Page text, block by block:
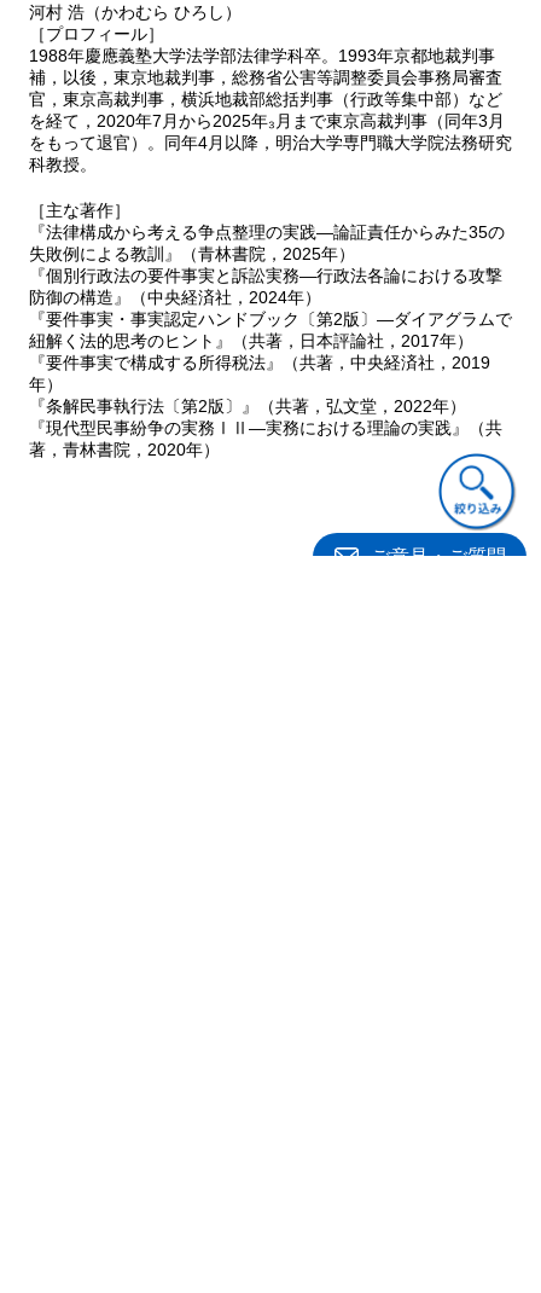
河村 浩（かわむら ひろし）
［プロフィール］
1988年慶應義塾大学法学部法律学科卒。1993年京都地裁判事
補，以後，東京地裁判事，総務省公害等調整委員会事務局審査
官，東京高裁判事，横浜地裁部総括判事（行政等集中部）など
を経て，2020年7月から2025年₃月まで東京高裁判事（同年3月
をもって退官）。同年4月以降，明治大学専門職大学院法務研究
科教授。
［主な著作］
『法律構成から考える争点整理の実践―論証責任からみた35の
失敗例による教訓』（青林書院，2025年）
『個別行政法の要件事実と訴訟実務―行政法各論における攻撃
防御の構造』（中央経済社，2024年）
『要件事実・事実認定ハンドブック〔第2版〕―ダイアグラムで
紐解く法的思考のヒント』（共著，日本評論社，2017年）
『要件事実で構成する所得税法』（共著，中央経済社，2019
年）
『条解民事執行法〔第2版〕』（共著，弘文堂，2022年）
『現代型民事紛争の実務ⅠⅡ―実務における理論の実践』（共
著，青林書院，2020年）
ご意見・ご質問